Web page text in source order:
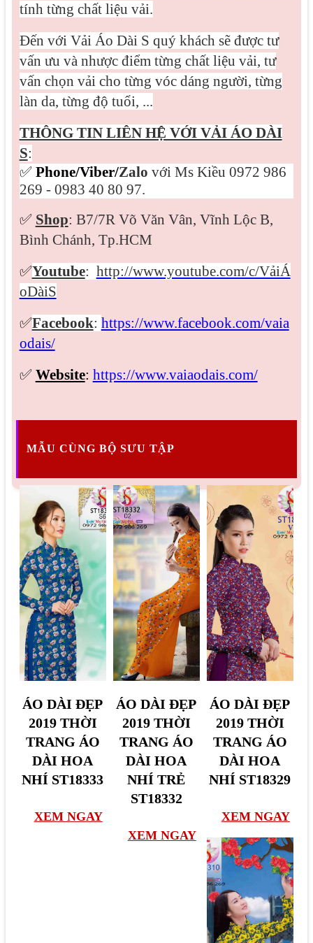
tính từng chất liệu vải.
Đến với Vải Áo Dài S quý khách sẽ được tư
vấn ưu và nhược điểm từng chất liệu vải, tư
vấn chọn vải cho từng vóc dáng người, từng
làn da, từng độ tuổi, ...
THÔNG TIN LIÊN HỆ VỚI VẢI ÁO DÀI
S:
✅ Phone/Viber/Zalo với Ms Kiều 0972 986
269 - 0983 40 80 97.
✅ Shop: B7/7R Võ Văn Vân, Vĩnh Lộc B,
Bình Chánh, Tp.HCM
✅Youtube: http://www.youtube.com/c/VảiÁ
oDàiS
✅Facebook: https://www.facebook.com/vaia
odais/
✅ Website: https://www.vaiaodais.com/
MẪU CÙNG BỘ SƯU TẬP
O
À
ÁO DÀI ĐẸP
2019 THỜI
TRANG ÁO
DÀI HOA
NHÍ ST18333
XEM NGAY
O
À
ÁO DÀI ĐẸP
2019 THỜI
TRANG ÁO
DÀI HOA
NHÍ TRẺ
ST18332
XEM NGAY
O
À
2
0
1
T
ÁO DÀI ĐẸP
2019 THỜI
TRANG ÁO
DÀI HOA
NHÍ ST18329
XEM NGAY